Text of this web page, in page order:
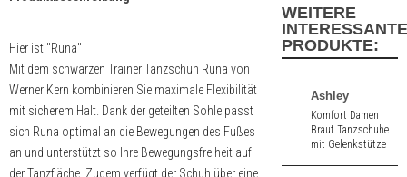
Hier ist "Runa"
Mit dem schwarzen Trainer Tanzschuh Runa von
Werner Kern kombinieren Sie maximale Flexibilität
mit sicherem Halt. Dank der geteilten Sohle passt
sich Runa optimal an die Bewegungen des Fußes
an und unterstützt so Ihre Bewegungsfreiheit auf
der Tanzfläche. Zudem verfügt der Schuh über eine
WEITERE
INTERESSANTE
PRODUKTE:
Ashley
Komfort Damen
Braut Tanzschuhe
mit Gelenkstütze